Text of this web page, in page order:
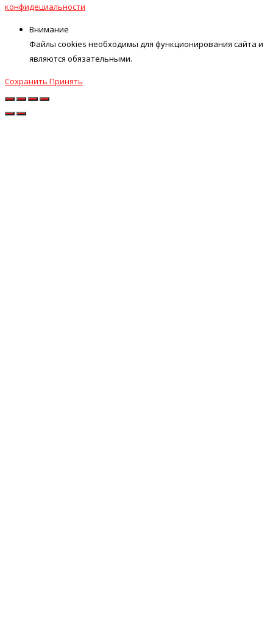
конфидециальности
Внимание
Файлы cookies необходимы для функционирования сайта и
являются обязательными.
Сохранить Принять